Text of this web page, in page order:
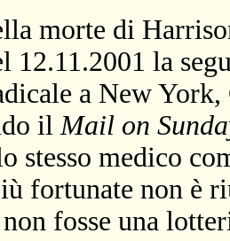
morte di
12.11.2001 la
a New
ilMail on
stesso medico
fortunate non è
non fosse una